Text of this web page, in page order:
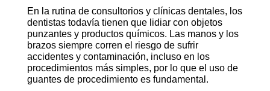
En la rutina de consultorios y clínicas dentales, los
dentistas todavía tienen que lidiar con objetos
punzantes y productos químicos. Las manos y los
brazos siempre corren el riesgo de sufrir
accidentes y contaminación, incluso en los
procedimientos más simples, por lo que el uso de
guantes de procedimiento es fundamental.